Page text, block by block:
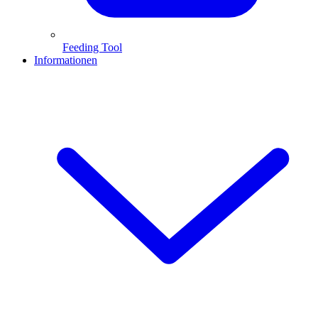
Feeding Tool
Informationen